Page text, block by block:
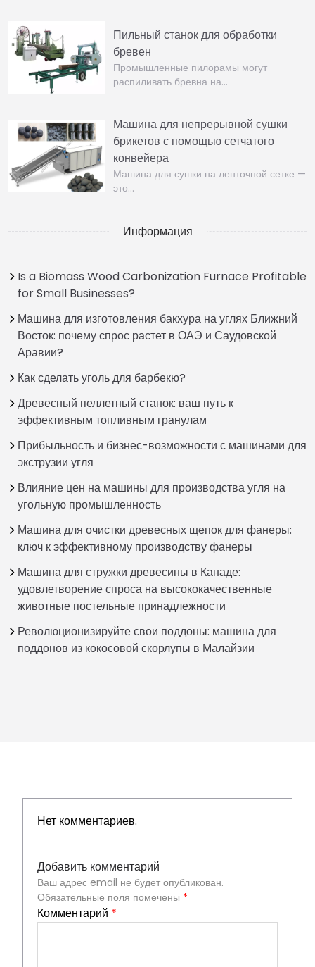
Пильный станок для обработки
бревен
Промышленные пилорамы могут
распиливать бревна на…
Машина для непрерывной сушки
брикетов с помощью сетчатого
конвейера
Машина для сушки на ленточной сетке —
это…
Информация
Is a Biomass Wood Carbonization Furnace Profitable
for Small Businesses?
Машина для изготовления бакхура на углях Ближний
Восток: почему спрос растет в ОАЭ и Саудовской
Аравии?
Как сделать уголь для барбекю?
Древесный пеллетный станок: ваш путь к
эффективным топливным гранулам
Прибыльность и бизнес-возможности с машинами для
экструзии угля
Влияние цен на машины для производства угля на
угольную промышленность
Машина для очистки древесных щепок для фанеры:
ключ к эффективному производству фанеры
Машина для стружки древесины в Канаде:
удовлетворение спроса на высококачественные
животные постельные принадлежности
Революционизируйте свои поддоны: машина для
поддонов из кокосовой скорлупы в Малайзии
Нет комментариев.
Добавить комментарий
Ваш адрес email не будет опубликован.
Обязательные поля помечены *
Комментарий *